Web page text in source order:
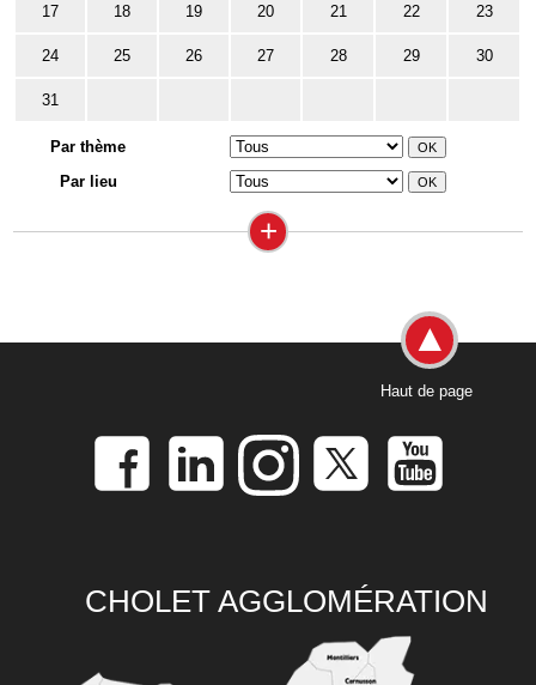
17 18 19 20 21 22 23
24 25 26 27 28 29 30
31
Par thème
Par lieu
+
Haut de page
CHOLET AGGLOMÉRATION